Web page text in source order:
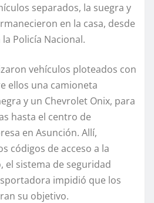
separados, la suegra y
en la casa, desde
Policía Nacional.
vehículos ploteados con
ellos una camioneta
y un Chevrolet Onix, para
hasta el centro de
en Asunción. Allí,
códigos de acceso a la
el sistema de seguridad
impidió que los
su objetivo.